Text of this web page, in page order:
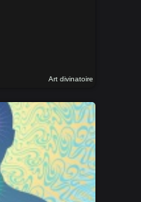
Art divinatoire